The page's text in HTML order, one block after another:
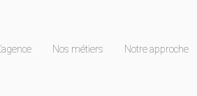
L’agence Nos métiers Notre approche